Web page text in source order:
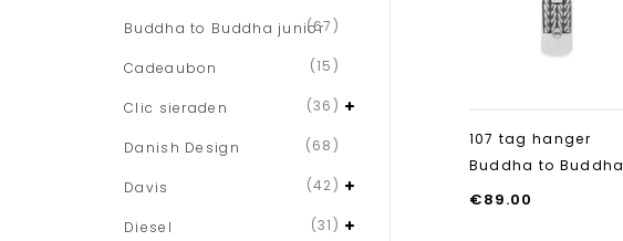
107 tag hanger
Buddha to Buddha
€89.00
Buddha to Buddha junior(67)
Cadeaubon (15)
Clic sieraden (36)
Danish Design (68)
Davis (42)
Diesel (31)